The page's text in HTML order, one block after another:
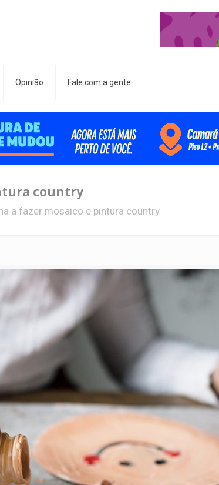
Opinião Fale com a gente
country
a fazer mosaico e pintura country